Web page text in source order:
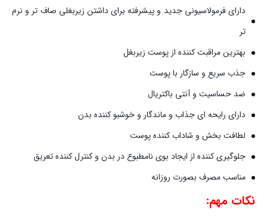
دارای فرمولاسیونی جدید و پیشرفته برای داشتن زیربغلی صاف تر و نرم
تر
بهترین مراقبت کننده از پوست زیربغل
جذب سریع و سازگار با پوست
ضد حساسیت و آنتی باکتریال
دارای رایحه ای جذاب و ماندگار و خوشبو کننده بدن
لطافت بخش و شاداب کننده پوست
جلوگیری کننده از ایجاد بوی نامطبوع در بدن و کنترل کننده تعریق
مناسب مصرف بصورت روزانه
نکات مهم: